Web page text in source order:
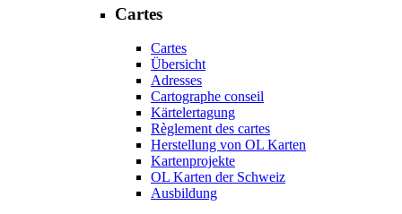
Cartes
Cartes
Übersicht
Adresses
Cartographe conseil
Kärtelertagung
Règlement des cartes
Herstellung von OL Karten
Kartenprojekte
OL Karten der Schweiz
Ausbildung